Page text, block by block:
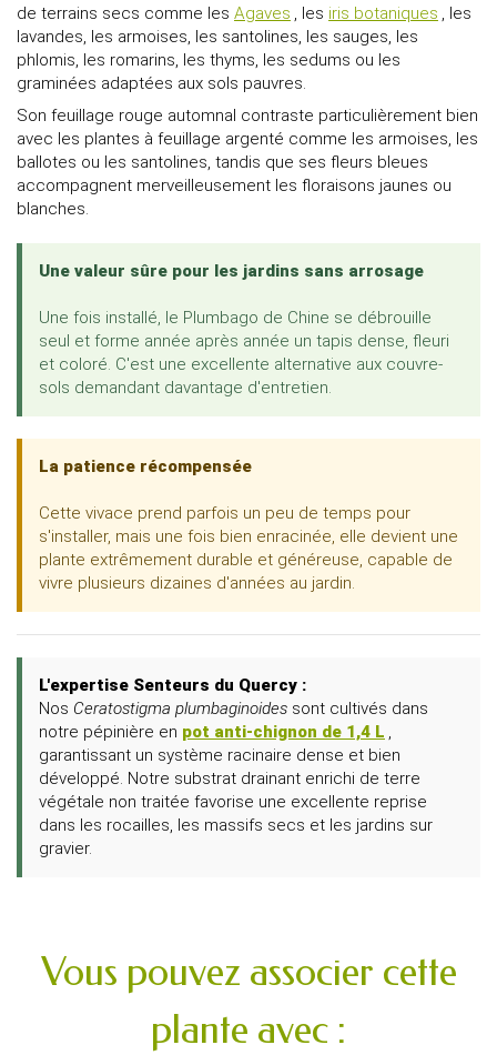
de terrains secs comme les Agaves , les iris botaniques , les
lavandes, les armoises, les santolines, les sauges, les
phlomis, les romarins, les thyms, les sedums ou les
graminées adaptées aux sols pauvres.
Son feuillage rouge automnal contraste particulièrement bien
avec les plantes à feuillage argenté comme les armoises, les
ballotes ou les santolines, tandis que ses fleurs bleues
accompagnent merveilleusement les floraisons jaunes ou
blanches.
Une valeur sûre pour les jardins sans arrosage
Une fois installé, le Plumbago de Chine se débrouille
seul et forme année après année un tapis dense, fleuri
et coloré. C'est une excellente alternative aux couvre-
sols demandant davantage d'entretien.
La patience récompensée
Cette vivace prend parfois un peu de temps pour
s'installer, mais une fois bien enracinée, elle devient une
plante extrêmement durable et généreuse, capable de
vivre plusieurs dizaines d'années au jardin.
L'expertise Senteurs du Quercy :
Nos Ceratostigma plumbaginoides sont cultivés dans
notre pépinière en pot anti-chignon de 1,4 L ,
garantissant un système racinaire dense et bien
développé. Notre substrat drainant enrichi de terre
végétale non traitée favorise une excellente reprise
dans les rocailles, les massifs secs et les jardins sur
gravier.
Vous pouvez associer cette
plante avec :